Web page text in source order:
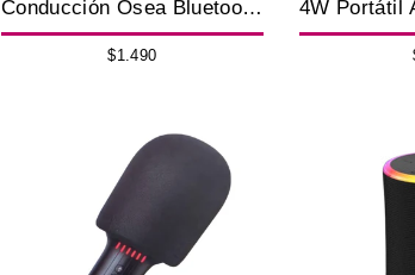
Conducción Ósea Bluetooth
IPX5
$1.490
4W Portátil
TF y FM